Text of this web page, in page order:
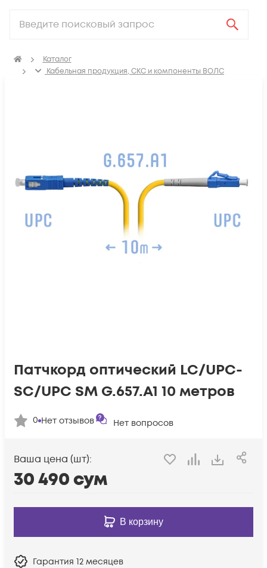
Каталог
Кабельная продукция, СКС и компоненты ВОЛС
Патчкорд оптический LC/UPC-
SC/UPC SM G.657.A1 10 метров
0 Нет отзывов Нет вопросов
Ваша цена (шт):
30 490сум
В корзину
Гарантия 12 месяцев